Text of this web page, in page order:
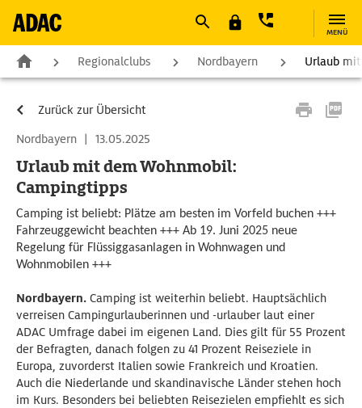
MENÜ
Regionalclubs Nordbayern Urlaub
Zurück zur Übersicht
Nordbayern | 13.05.2025
Urlaub mit dem Wohnmobil:
Campingtipps
Camping ist beliebt: Plätze am besten im Vorfeld buchen +++
Fahrzeuggewicht beachten +++ Ab 19. Juni 2025 neue
Regelung für Flüssiggasanlagen in Wohnwagen und
Wohnmobilen +++
Nordbayern. Camping ist weiterhin beliebt. Hauptsächlich
verreisen Campingurlauberinnen und -urlauber laut einer
ADAC Umfrage dabei im eigenen Land. Dies gilt für 55 Prozent
der Befragten, danach folgen zu 41 Prozent Reiseziele in
Europa, zuvorderst Italien sowie Frankreich und Kroatien.
Auch die Niederlande und skandinavische Länder stehen hoch
im Kurs. Besonders bei beliebten Reisezielen empfiehlt es sich